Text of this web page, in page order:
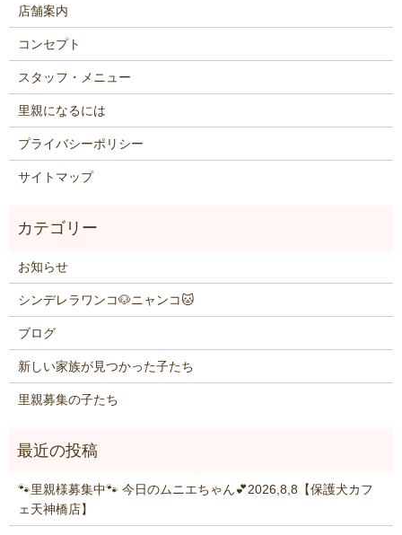
店舗案内
コンセプト
スタッフ・メニュー
里親になるには
プライバシーポリシー
サイトマップ
お知らせ
シンデレラワンコ🐶ニャンコ🐱
ブログ
新しい家族が見つかった子たち
里親募集の子たち
🐾里親様募集中🐾 今日のムニエちゃん💕2026,8,8【保護犬カフ
ェ天神橋店】